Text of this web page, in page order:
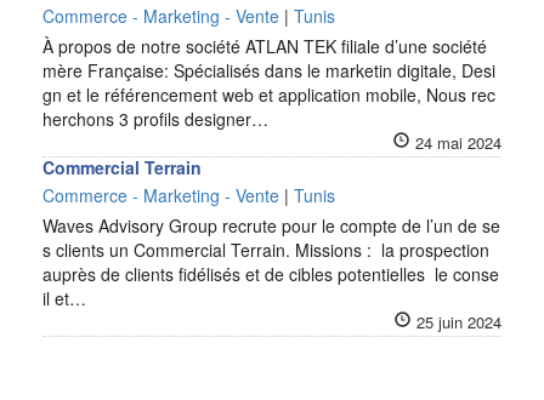
Commerce - Marketing - Vente | Tunis
À propos de notre société ATLAN TEK filiale d’une société
mère Française: Spécialisés dans le marketin digitale, Desi
gn et le référencement web et application mobile, Nous rec
herchons 3 profils designer…
24 mai 2024
Commercial Terrain
Commerce - Marketing - Vente | Tunis
Waves Advisory Group recrute pour le compte de l’un de se
s clients un Commercial Terrain. Missions : la prospection
auprès de clients fidélisés et de cibles potentielles le conse
il et…
25 juin 2024